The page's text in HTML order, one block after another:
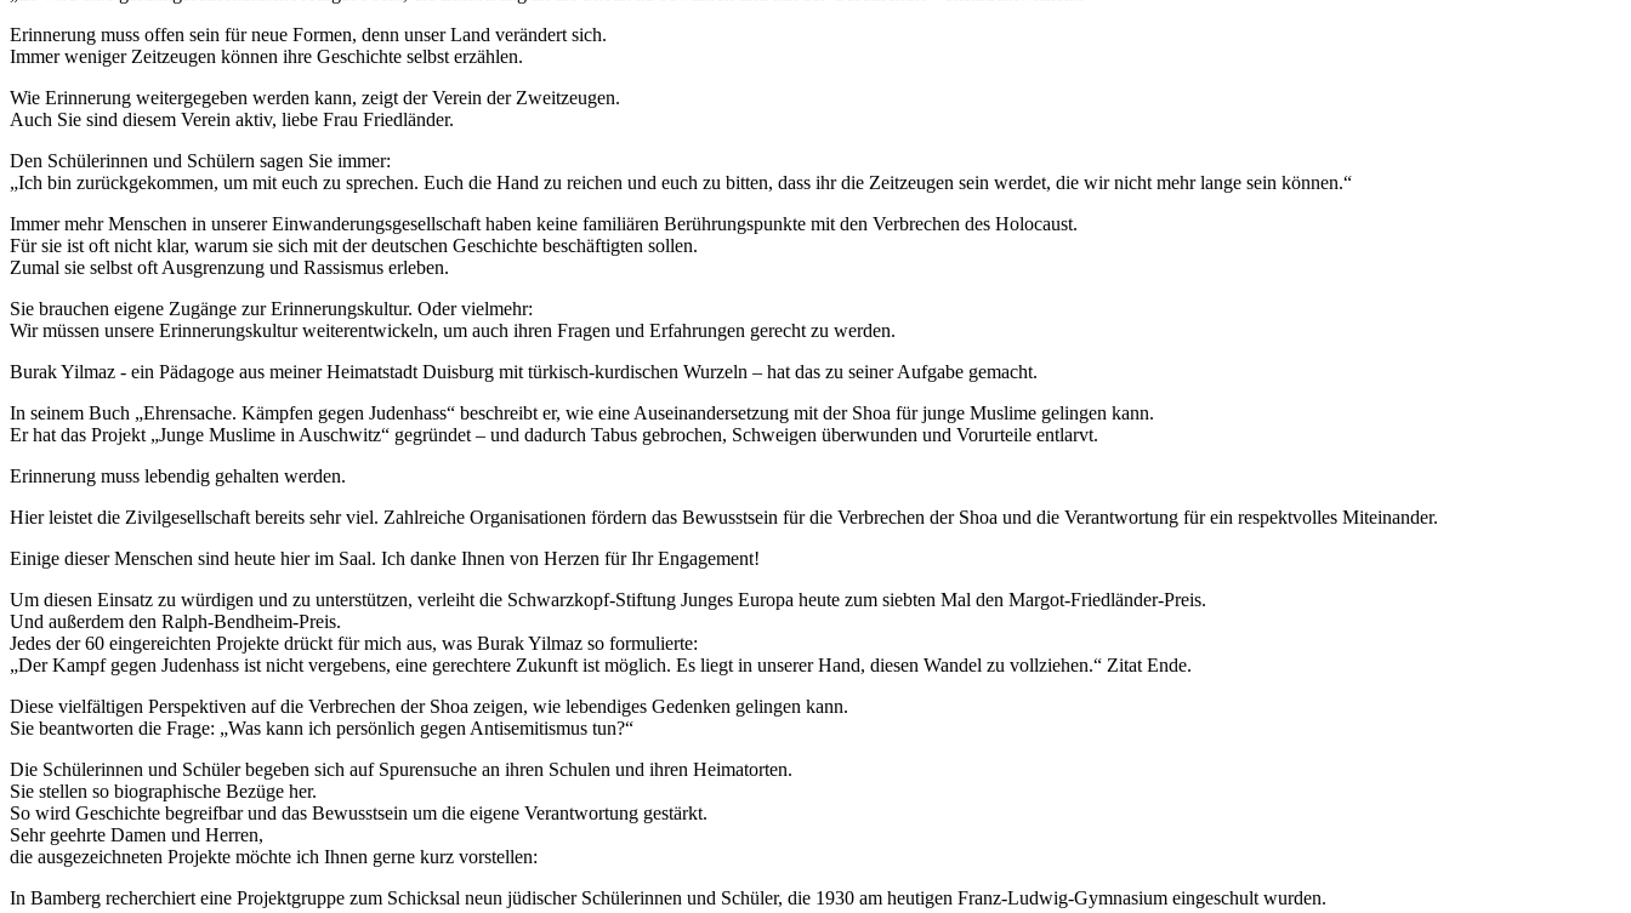
Erinnerung muss offen sein für neue Formen, denn unser Land verändert sich.
Immer weniger Zeitzeugen können ihre Geschichte selbst erzählen.
Wie Erinnerung weitergegeben werden kann, zeigt der Verein der Zweitzeugen.
Auch Sie sind diesem Verein aktiv, liebe Frau Friedländer.
Den Schülerinnen und Schülern sagen Sie immer:
„Ich bin zurückgekommen, um mit euch zu sprechen. Euch die Hand zu reichen und euch zu bitten, dass ihr die Zeitzeugen sein werdet, die wir nicht mehr lange sein können.“
Immer mehr Menschen in unserer Einwanderungsgesellschaft haben keine familiären Berührungspunkte mit den Verbrechen des Holocaust.
Für sie ist oft nicht klar, warum sie sich mit der deutschen Geschichte beschäftigten sollen.
Zumal sie selbst oft Ausgrenzung und Rassismus erleben.
Sie brauchen eigene Zugänge zur Erinnerungskultur. Oder vielmehr:
Wir müssen unsere Erinnerungskultur weiterentwickeln, um auch ihren Fragen und Erfahrungen gerecht zu werden.
Burak Yilmaz - ein Pädagoge aus meiner Heimatstadt Duisburg mit türkisch-kurdischen Wurzeln – hat das zu seiner Aufgabe gemacht.
In seinem Buch „Ehrensache. Kämpfen gegen Judenhass“ beschreibt er, wie eine Auseinandersetzung mit der Shoa für junge Muslime gelingen kann.
Er hat das Projekt „Junge Muslime in Auschwitz“ gegründet – und dadurch Tabus gebrochen, Schweigen überwunden und Vorurteile entlarvt.
Erinnerung muss lebendig gehalten werden.
Hier leistet die Zivilgesellschaft bereits sehr viel. Zahlreiche Organisationen fördern das Bewusstsein für die Verbrechen der Shoa und die Verantwortung für ein respektvolles Miteinander.
Einige dieser Menschen sind heute hier im Saal. Ich danke Ihnen von Herzen für Ihr Engagement!
Um diesen Einsatz zu würdigen und zu unterstützen, verleiht die Schwarzkopf-Stiftung Junges Europa heute zum siebten Mal den Margot-Friedländer-Preis.
Und außerdem den Ralph-Bendheim-Preis.
Jedes der 60 eingereichten Projekte drückt für mich aus, was Burak Yilmaz so formulierte:
„Der Kampf gegen Judenhass ist nicht vergebens, eine gerechtere Zukunft ist möglich. Es liegt in unserer Hand, diesen Wandel zu vollziehen.“ Zitat Ende.
Diese vielfältigen Perspektiven auf die Verbrechen der Shoa zeigen, wie lebendiges Gedenken gelingen kann.
Sie beantworten die Frage: „Was kann ich persönlich gegen Antisemitismus tun?“
Die Schülerinnen und Schüler begeben sich auf Spurensuche an ihren Schulen und ihren Heimatorten.
Sie stellen so biographische Bezüge her.
So wird Geschichte begreifbar und das Bewusstsein um die eigene Verantwortung gestärkt.
Sehr geehrte Damen und Herren,
die ausgezeichneten Projekte möchte ich Ihnen gerne kurz vorstellen:
In Bamberg recherchiert eine Projektgruppe zum Schicksal neun jüdischer Schülerinnen und Schüler, die 1930 am heutigen Franz-Ludwig-Gymnasium eingeschult wurden.